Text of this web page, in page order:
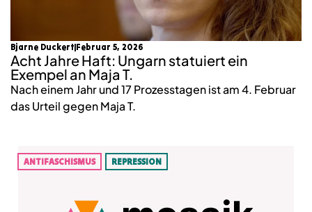
Bjarne Duckert Februar 5, 2026
Acht Jahre Haft: Ungarn statuiert ein
Exempel an Maja T.
Nach einem Jahr und 17 Prozesstagen ist am 4. Februar
das Urteil gegen Maja T.
ANTIFASCHISMUS REPRESSION